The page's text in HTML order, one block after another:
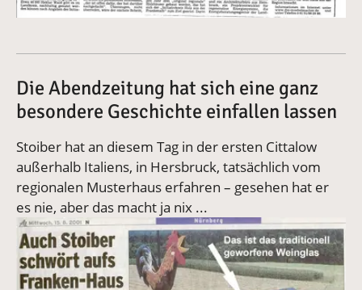
Vergrößerte Version anzeigen
Die Abendzeitung hat sich eine ganz
besondere Geschichte einfallen lassen
Stoiber hat an diesem Tag in der ersten Cittalow
außerhalb Italiens, in Hersbruck, tatsächlich vom
regionalen Musterhaus erfahren – gesehen hat er
es nie, aber das macht ja nix ...